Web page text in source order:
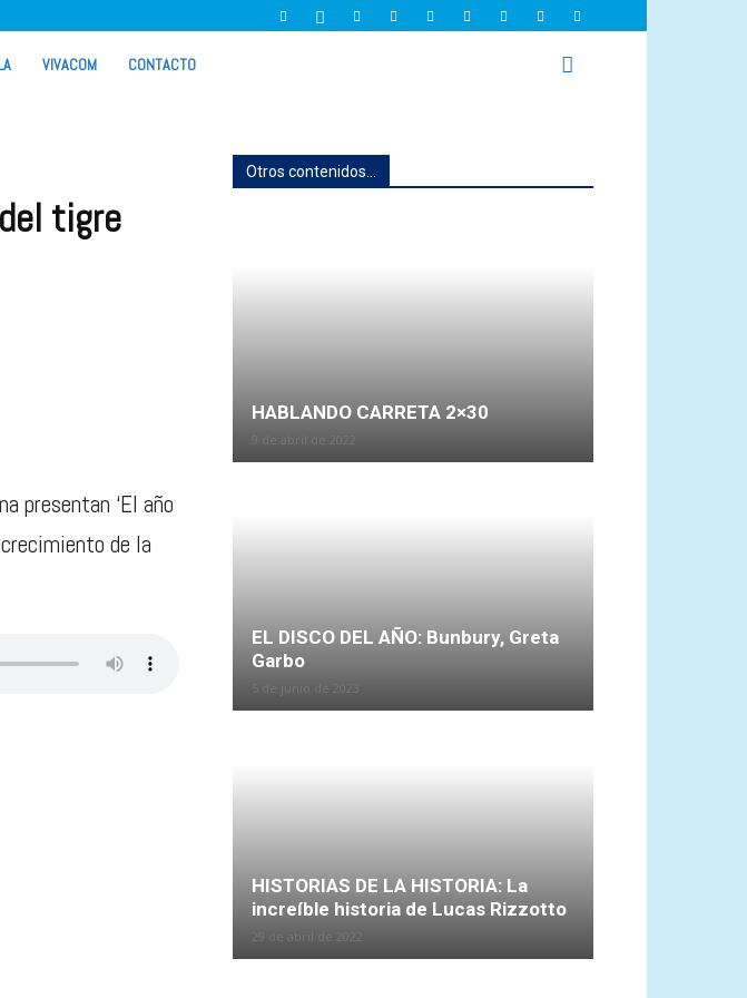
VIVACOM CONTACTO
tigre
presentan ‘El año
de la
Otros contenidos...
HABLANDO CARRETA 2×30
EL DISCO DEL AÑO: Bunbury, Greta
Garbo
HISTORIAS DE LA HISTORIA: La
increíble historia de Lucas Rizzotto